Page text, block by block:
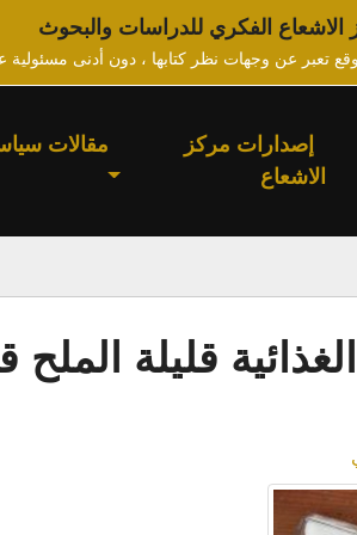
الفكري للدراسات والبحوث
تعبر عن وجهات نظر كتابها ، دون أدنى مسئولية
إصدارات مركز
الاشعاع
مقالات
قليلة الملح